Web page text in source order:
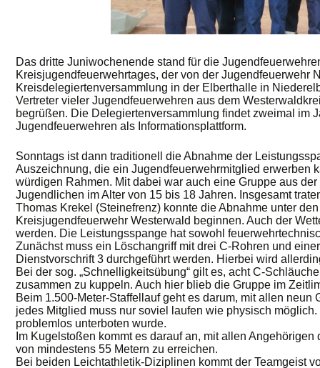
Das dritte Juniwochenende stand für die
Kreisjugendfeuerwehrtages, der von der Jugendfeuerwehr
Kreisdelegiertenversammlung in der Elberthalle in
Vertreter vieler Jugendfeuerwehren aus dem
begrüßen. Die Delegiertenversammlung findet zweimal im
Jugendfeuerwehren als Informationsplattform.
Sonntags ist dann traditionell die Abnahme der
Auszeichnung, die ein Jugendfeuerwehrmitglied erwerben
würdigen Rahmen. Mit dabei war auch eine Gruppe aus
Jugendlichen im Alter von 15 bis 18 Jahren. Insgesamt
Thomas Krekel (Steinefrenz) konnte die Abnahme unter
Kreisjugendfeuerwehr Westerwald beginnen. Auch der
werden. Die Leistungsspange hat sowohl
Zunächst muss ein Löschangriff mit drei C-Rohren und
Dienstvorschrift 3 durchgeführt werden. Hierbei wird
Bei der sog. „Schnelligkeitsübung“ gilt es, acht C-
zusammen zu kuppeln. Auch hier blieb die Gruppe im
Beim 1.500-Meter-Staffellauf geht es darum, mit allen
jedes Mitglied muss nur soviel laufen wie physisch
problemlos unterboten wurde.
Im Kugelstoßen kommt es darauf an, mit allen
von mindestens 55 Metern zu erreichen.
Bei beiden Leichtathletik-Diziplinen kommt der Teamgeist